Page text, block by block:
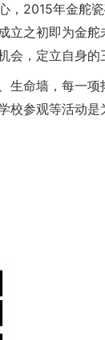
， 2015年金舵
立之初即为金舵
会，定立自身的
生命墙，每一
参观等活动是